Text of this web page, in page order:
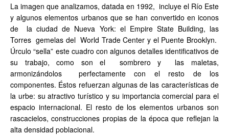
La imagen que analizamos, datada en 1992, incluye el Río Este
y algunos elementos urbanos que se han convertido en iconos
de la ciudad de Nueva York: el Empire State Building, las
Torres gemelas del World Trade Center y el Puente Brooklyn.
Úrculo “sella” este cuadro con algunos detalles identificativos de
su trabajo, como son el sombrero y las maletas,
armonizándolos perfectamente con el resto de los
componentes. Éstos refuerzan algunas de las características de
la urbe: su atractivo turístico y su importancia comercial para el
espacio internacional. El resto de los elementos urbanos son
rascacielos, construcciones propias de la época que reflejan la
alta densidad poblacional.